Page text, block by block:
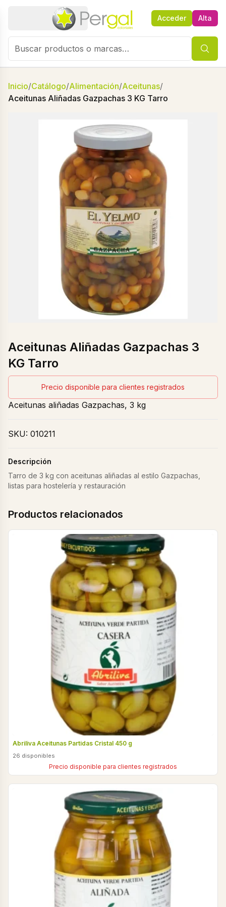
Acceder Alta
Inicio/Catálogo/Alimentación/Aceitunas/
Aceitunas Aliñadas Gazpachas 3 KG Tarro
Aceitunas Aliñadas Gazpachas 3
KG Tarro
Precio disponible para clientes registrados
Aceitunas aliñadas Gazpachas, 3 kg
SKU: 010211
Descripción
Tarro de 3 kg con aceitunas aliñadas al estilo Gazpachas,
listas para hostelería y restauración
Productos relacionados
Abriliva Aceitunas Partidas Cristal 450 g
26 disponibles
Precio disponible para clientes registrados